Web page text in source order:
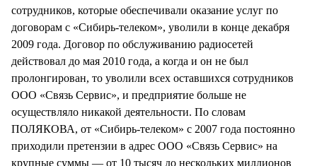
сотрудников, которые обеспечивали оказание услуг по
договорам с «Сибирь-телеком», уволили в конце декабря
2009 года. Договор по обслуживанию радиосетей
действовал до мая 2010 года, а когда и он не был
пролонгирован, то уволили всех оставшихся сотрудников
ООО «Связь Сервис», и предприятие больше не
осуществляло никакой деятельности. По словам
ПОЛЯКОВА, от «Сибирь-телеком» с 2007 года постоянно
приходили претензии в адрес ООО «Связь Сервис» на
крупные суммы — от 10 тысяч до нескольких миллионов